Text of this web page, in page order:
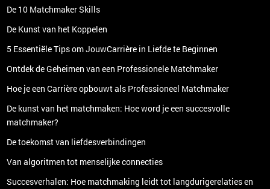
De 10 Matchmaker Skills
De Kunst van het Koppelen
5 Essentiële Tips om JouwCarrière in Liefde te Beginnen
Ontdek de Geheimen van een Professionele Matchmaker
Hoe je een Carrière opbouwt als Professioneel Matchmaker
De kunst van het matchmaken: Hoe word je een succesvolle
matchmaker?
De toekomst van liefdesverbindingen
Van algoritmen tot menselijke connecties
Succesverhalen: Hoe matchmaking leidt tot langdurigerelaties en